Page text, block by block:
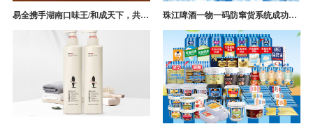
易全携手湖南口味王/和成天下，共构槟榔一袋一码防伪防窜货营销系统 珠江啤酒一物一码防窜货系统成功案例